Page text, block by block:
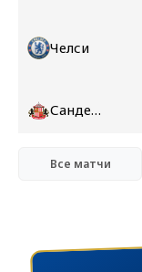
Челси
Сандерленд
Все матчи